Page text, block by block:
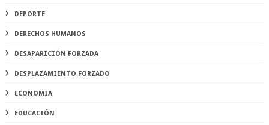
DEPORTE
DERECHOS HUMANOS
DESAPARICIÓN FORZADA
DESPLAZAMIENTO FORZADO
ECONOMÍA
EDUCACIÓN